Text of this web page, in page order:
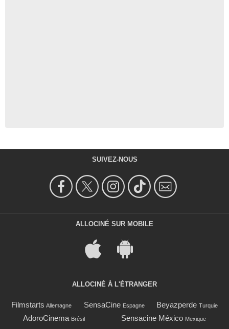
SUIVEZ-NOUS
ALLOCINÉ SUR MOBILE
ALLOCINÉ À L'ÉTRANGER
Filmstarts Allemagne SensaCine Espagne Beyazperde Turquie
AdoroCinema Brésil Sensacine México Mexique